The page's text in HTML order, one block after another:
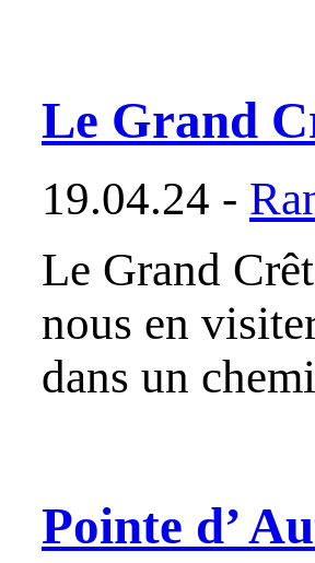
Le Grand
19.04.24 -
Le Grand
nous en
dans un
Pointe d’